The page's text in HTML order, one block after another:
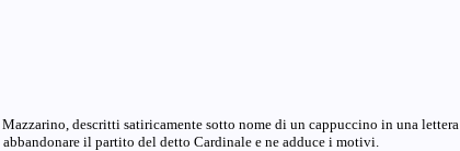
descritti satiricamente sotto nome di un cappuccino in una lettera
il partito del detto Cardinale e ne adduce i motivi.